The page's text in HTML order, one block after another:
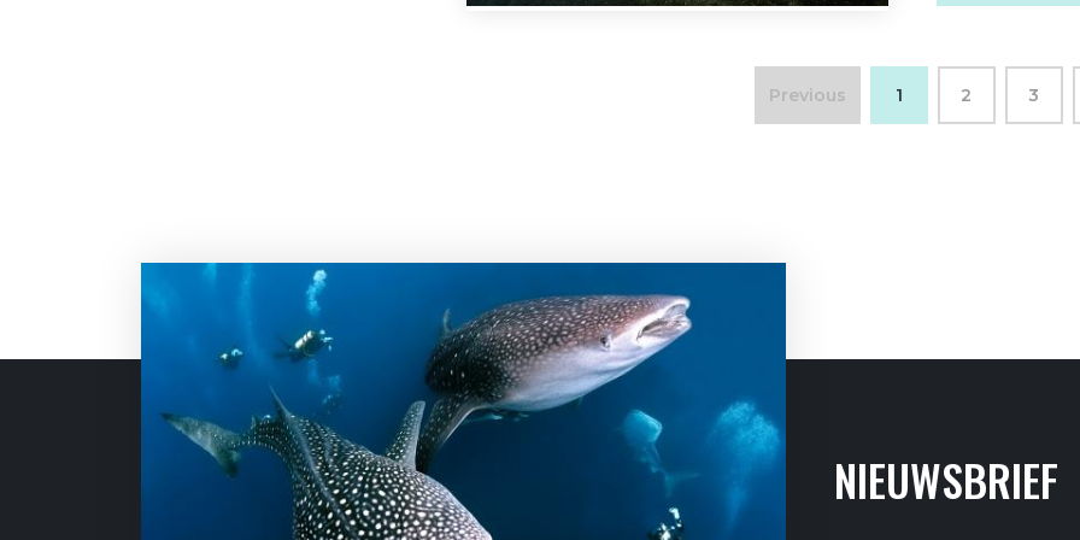
Previous 1 2 3
NIEUWSBRIEF